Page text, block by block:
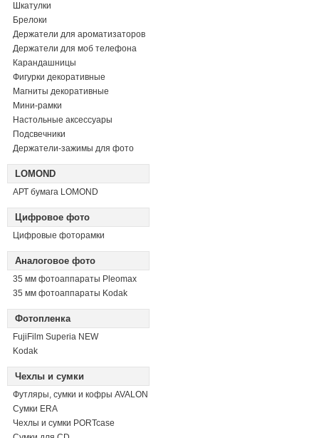
Шкатулки
Брелоки
Держатели для ароматизаторов
Держатели для моб телефона
Карандашницы
Фигурки декоративные
Магниты декоративные
Мини-рамки
Настольные аксессуары
Подсвечники
Держатели-зажимы для фото
LOMOND
АРТ бумага LOMOND
Цифровое фото
Цифровые фоторамки
Аналоговое фото
35 мм фотоаппараты Pleomax
35 мм фотоаппараты Kodak
Фотопленка
FujiFilm Superia NEW
Kodak
Чехлы и сумки
Футляры, сумки и кофры AVALON
Сумки ERA
Чехлы и сумки PORTcase